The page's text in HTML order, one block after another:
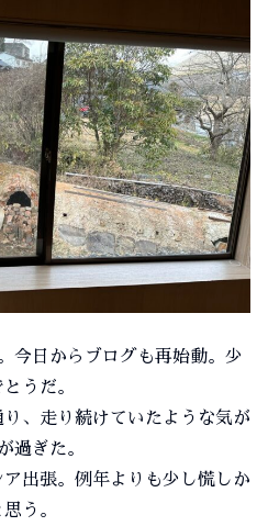
今日からブログも再始動。少
うだ。
、走り続けていたような気が
過ぎた。
出張。例年よりも少し慌しか
う。